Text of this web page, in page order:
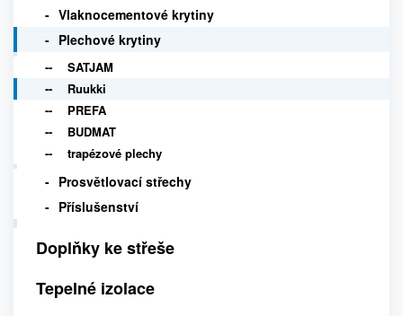
Vlaknocementové krytiny
Plechové krytiny
SATJAM
Ruukki
PREFA
BUDMAT
trapézové plechy
Prosvětlovací střechy
Příslušenství
Doplňky ke střeše
Tepelné izolace